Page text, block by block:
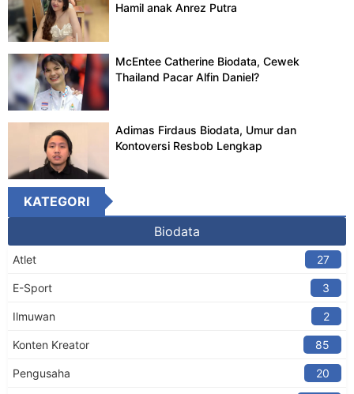
Hamil anak Anrez Putra
McEntee Catherine Biodata, Cewek
Thailand Pacar Alfin Daniel?
Adimas Firdaus Biodata, Umur dan
Kontoversi Resbob Lengkap
KATEGORI
Biodata
Atlet 27
E-Sport 3
Ilmuwan 2
Konten Kreator​ 85
Pengusaha 20